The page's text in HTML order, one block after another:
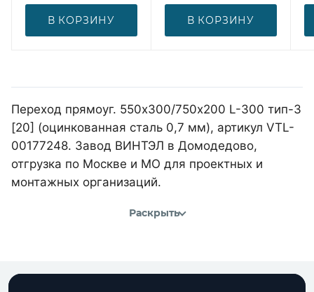
В КОРЗИНУ В КОРЗИНУ
Переход прямоуг. 550х300/750х200 L-300 тип-3
[20] (оцинкованная сталь 0,7 мм), артикул VTL-
00177248. Завод ВИНТЭЛ в Домодедово,
отгрузка по Москве и МО для проектных и
монтажных организаций.
Раскрыть